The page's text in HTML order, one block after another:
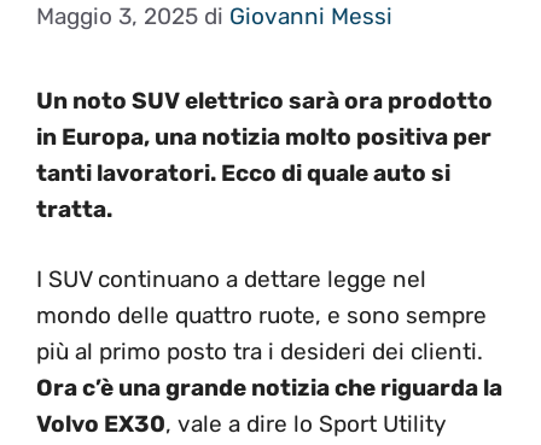
Maggio 3, 2025 di Giovanni Messi
Un noto SUV elettrico sarà ora prodotto
in Europa, una notizia molto positiva per
tanti lavoratori. Ecco di quale auto si
tratta.
I SUV continuano a dettare legge nel
mondo delle quattro ruote, e sono sempre
più al primo posto tra i desideri dei clienti.
Ora c’è una grande notizia che riguarda la
Volvo EX30, vale a dire lo Sport Utility